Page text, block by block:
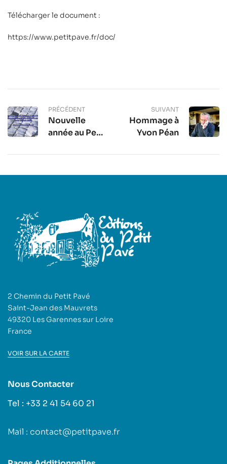
Télécharger le document :
https://www.petitpave.fr/doc/
PRÉCÉDENT
Nouvelle
année au Petit
SUIVANT
Hommage à
Yvon Péan
2 Chemin du Petit Pavé
Saint-Jean des Mauvrets
49320 Les Garennes sur Loire
France
VOIR SUR LA CARTE
Nous Contacter
Tel : +33 2 41 54 60 21
Mail : contact@petitpave.fr